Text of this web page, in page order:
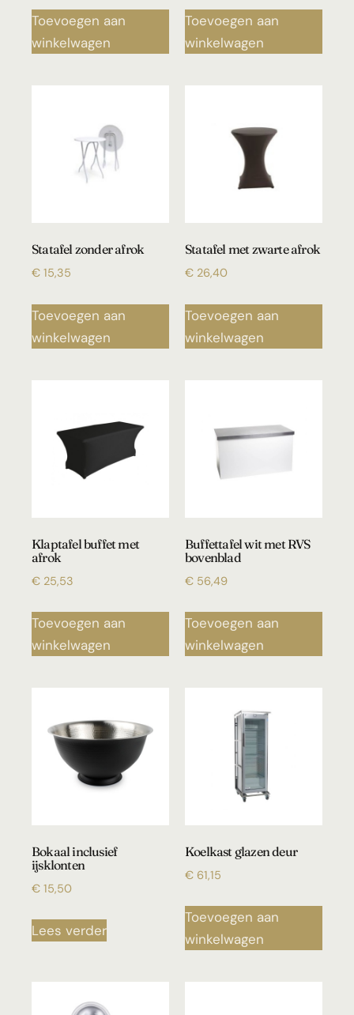
Toevoegen aan
winkelwagen
Toevoegen aan
winkelwagen
Statafel zonder afrok
€ 15,35
Toevoegen aan
winkelwagen
Statafel met zwarte afrok
€ 26,40
Toevoegen aan
winkelwagen
Klaptafel buffet met
afrok
€ 25,53
Toevoegen aan
winkelwagen
Buffettafel wit met RVS
bovenblad
€ 56,49
Toevoegen aan
winkelwagen
Bokaal inclusief
ijsklonten
€ 15,50
Lees verder
Koelkast glazen deur
€ 61,15
Toevoegen aan
winkelwagen